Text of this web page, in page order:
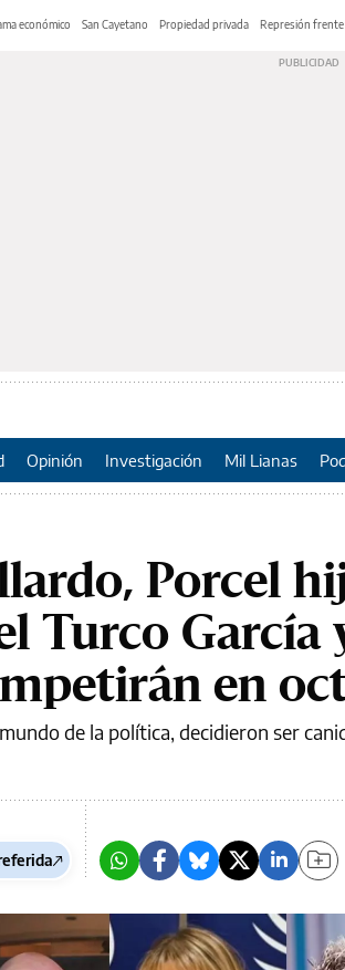
económico San Cayetano Propiedad privada Represión frente
Opinión Investigación Mil Lianas
Porcel
Turco García
en
de la política, decidieron ser